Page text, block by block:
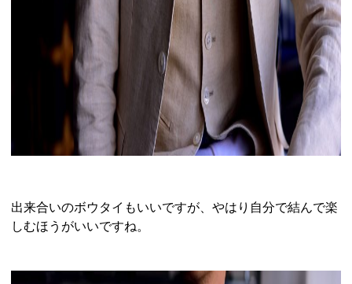
出来合いのボウタイもいいですが、やはり自分で結んで楽
しむほうがいいですね。